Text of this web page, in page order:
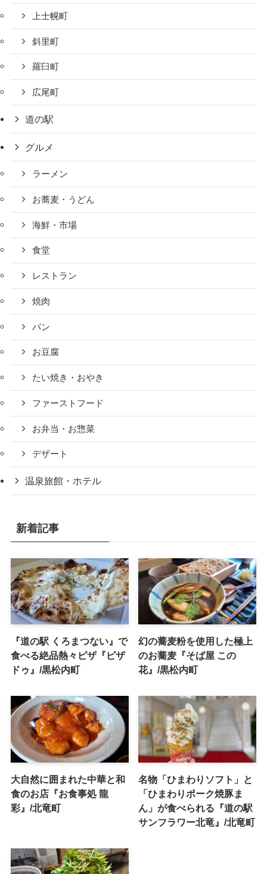
上士幌町
斜里町
羅臼町
広尾町
道の駅
グルメ
ラーメン
お蕎麦・うどん
海鮮・市場
食堂
レストラン
焼肉
パン
お豆腐
たい焼き・おやき
ファーストフード
お弁当・お惣菜
デザート
温泉旅館・ホテル
新着記事
『道の駅 くろまつない』で
食べる絶品熱々ピザ『ピザ
ドゥ』/黒松内町
幻の蕎麦粉を使用した極上
のお蕎麦『そば屋 この
花』/黒松内町
大自然に囲まれた中華と和
食のお店『お食事処 龍
彩』/北竜町
名物「ひまわりソフト」と
「ひまわりポーク焼豚ま
ん」が食べられる『道の駅
サンフラワー北竜』/北竜町